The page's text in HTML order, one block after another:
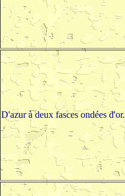
D'azur à deux fasces ondées d'or.